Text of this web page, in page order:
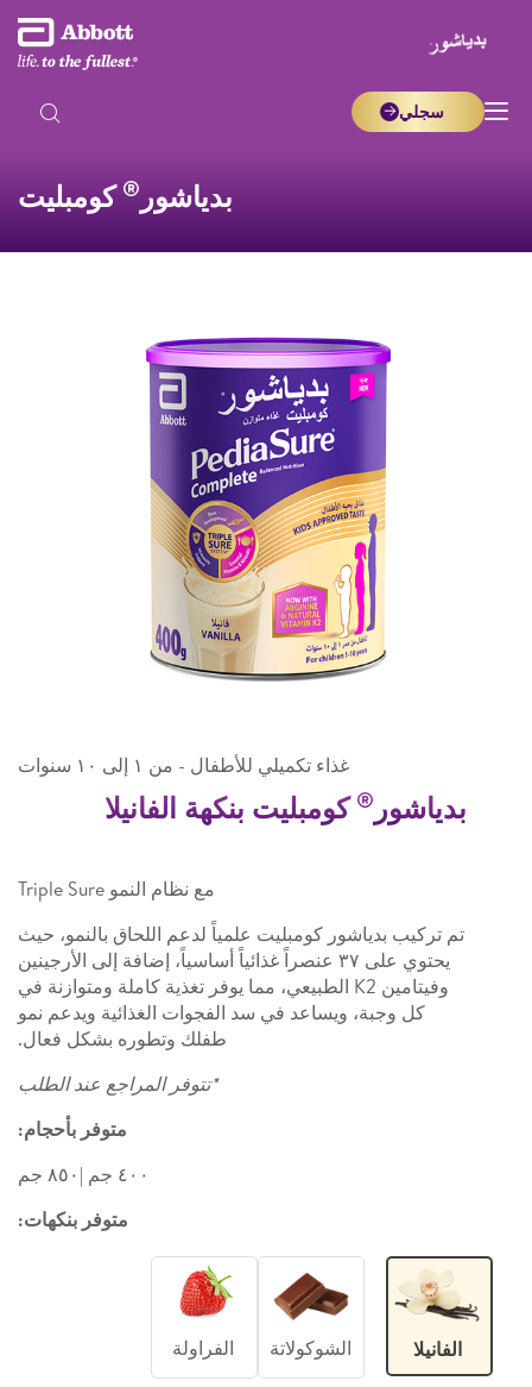
سجلي
بدياشور ® كومبليت
غذاء تكميلي للأطفال - من ١ إلى ١٠ سنوات
بدياشور ® كومبليت بنكهة الفانيلا
مع نظام النمو Triple Sure
تم تركيب بدياشور كومبليت علمياً لدعم اللحاق بالنمو، حيث
يحتوي على ٣٧ عنصراً غذائياً أساسياً، إضافة إلى الأرجينين
وفيتامين K2 الطبيعي، مما يوفر تغذية كاملة ومتوازنة في
كل وجبة، ويساعد في سد الفجوات الغذائية ويدعم نمو
طفلك وتطوره بشكل فعال.
*تتوفر المراجع عند الطلب
متوفر بأحجام:
٤٠٠ جم |٨٥٠ جم
متوفر بنكهات:
الفانيلا الشوكولاتة الفراولة